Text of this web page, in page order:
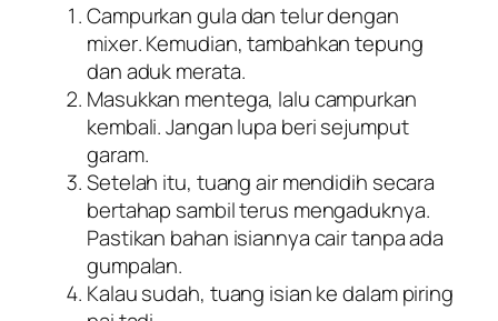
Campurkan gula dan telur dengan
mixer. Kemudian, tambahkan tepung
dan aduk merata.
Masukkan mentega, lalu campurkan
kembali. Jangan lupa beri sejumput
garam.
Setelah itu, tuang air mendidih secara
bertahap sambil terus mengaduknya.
Pastikan bahan isiannya cair tanpa ada
gumpalan.
Kalau sudah, tuang isian ke dalam piring